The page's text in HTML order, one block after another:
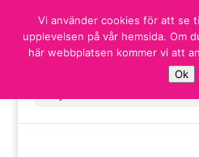
Vi använder cookies för att se
upplevelsen på vår hemsida. Om
här webbplatsen kommer vi att
Ok